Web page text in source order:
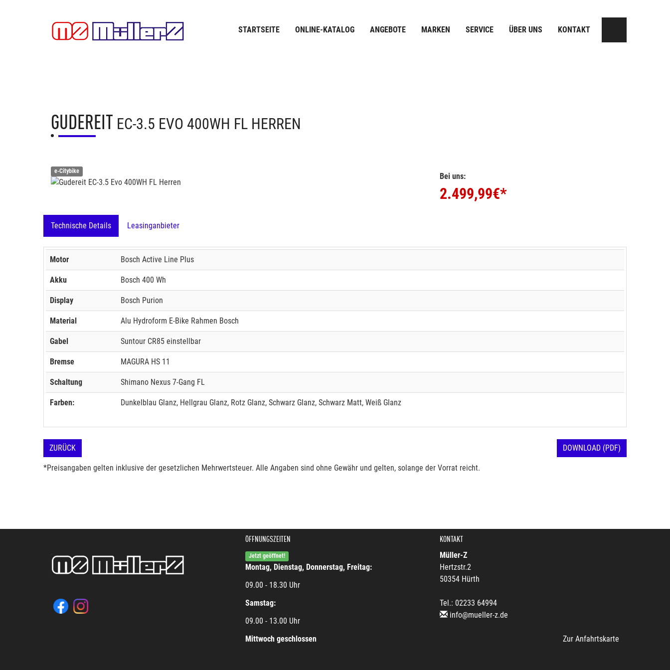
STARTSEITE ONLINE-KATALOG ANGEBOTE MARKEN SERVICE ÜBER UNS KONTAKT
GUDEREIT EC-3.5 EVO 400WH FL HERREN
e-Citybike
Bei uns:
2.499,99€*
Technische Details Leasinganbieter
Motor Bosch Active Line Plus
Akku Bosch 400 Wh
Display Bosch Purion
Material Alu Hydroform E-Bike Rahmen Bosch
Gabel Suntour CR85 einstellbar
Bremse MAGURA HS 11
Schaltung Shimano Nexus 7-Gang FL
Farben: Dunkelblau Glanz, Hellgrau Glanz, Rotz Glanz, Schwarz Glanz, Schwarz Matt, Weiß Glanz
ZURÜCK DOWNLOAD (PDF)
*Preisangaben gelten inklusive der gesetzlichen Mehrwertsteuer. Alle Angaben sind ohne Gewähr und gelten, solange der Vorrat reicht.
ÖFFNUNGSZEITEN
Jetzt geöffnet!
Montag, Dienstag, Donnerstag, Freitag:
09.00 - 18.30 Uhr
Samstag:
09.00 - 13.00 Uhr
Mittwoch geschlossen
KONTAKT
Müller-Z
Hertzstr.2
50354 Hürth
Tel.: 02233 64994
info@mueller-z.de
Zur Anfahrtskarte